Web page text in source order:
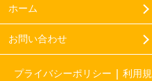
ホーム
お問い合わせ
プライバシーポリシー 利用